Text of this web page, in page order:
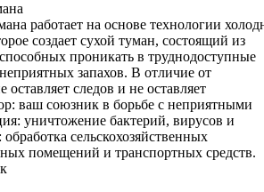
работает на основе технологии
создает сухой туман, состоящий из
проникать в труднодоступные
запахов. В отличие от
следов и не оставляет
ваш союзник в борьбе с неприятными
уничтожение бактерий, вирусов и
сельскохозяйственных
помещений и транспортных средств.